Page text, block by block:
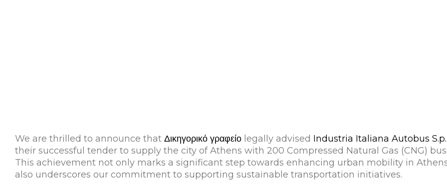
We are thrilled to announce that Δικηγορικό γραφείο legally advised Industria Italiana Autobus
their successful tender to supply the city of Athens with 200 Compressed Natural Gas (CNG)
This achievement not only marks a significant step towards enhancing urban mobility in
also underscores our commitment to supporting sustainable transportation initiatives.